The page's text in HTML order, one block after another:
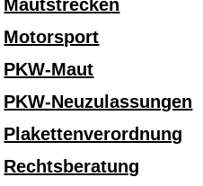
Mautstrecken
Motorsport
PKW-Maut
PKW-Neuzulassungen
Plakettenverordnung
Rechtsberatung